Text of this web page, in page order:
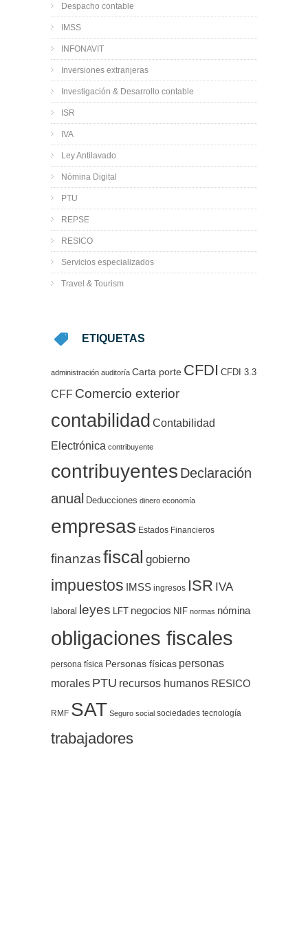
Despacho contable
IMSS
INFONAVIT
Inversiones extranjeras
Investigación & Desarrollo contable
ISR
IVA
Ley Antilavado
Nómina Digital
PTU
REPSE
RESICO
Servicios especializados
Travel & Tourism
ETIQUETAS
administración auditoría Carta porte CFDI CFDI 3.3
CFF Comercio exterior
contabilidad Contabilidad
Electrónica contribuyente
contribuyentes Declaración
anual Deducciones dinero economía
empresas Estados Financieros
finanzasfiscal gobierno
impuestos IMSS ingresos ISR IVA
laboral leyes LFT negocios NIF normas nómina
obligaciones fiscales
persona física Personas físicas personas
morales PTU recursos humanos RESICO
RMF SAT Seguro social sociedades tecnología
trabajadores